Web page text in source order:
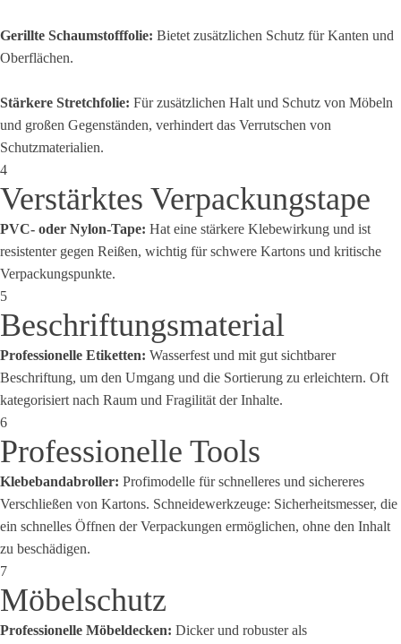
Gerillte Schaumstofffolie: Bietet zusätzlichen Schutz für Kanten und
Oberflächen.
Stärkere Stretchfolie: Für zusätzlichen Halt und Schutz von Möbeln
und großen Gegenständen, verhindert das Verrutschen von
Schutzmaterialien.
4
Verstärktes Verpackungstape
PVC- oder Nylon-Tape: Hat eine stärkere Klebewirkung und ist
resistenter gegen Reißen, wichtig für schwere Kartons und kritische
Verpackungspunkte.
5
Beschriftungsmaterial
Professionelle Etiketten: Wasserfest und mit gut sichtbarer
Beschriftung, um den Umgang und die Sortierung zu erleichtern. Oft
kategorisiert nach Raum und Fragilität der Inhalte.
6
Professionelle Tools
Klebebandabroller: Profimodelle für schnelleres und sichereres
Verschließen von Kartons. Schneidewerkzeuge: Sicherheitsmesser, die
ein schnelles Öffnen der Verpackungen ermöglichen, ohne den Inhalt
zu beschädigen.
7
Möbelschutz
Professionelle Möbeldecken: Dicker und robuster als